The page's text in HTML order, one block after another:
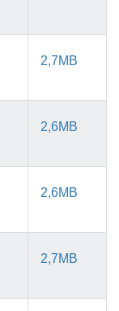
2,7MB
2,6MB
2,6MB
2,7MB